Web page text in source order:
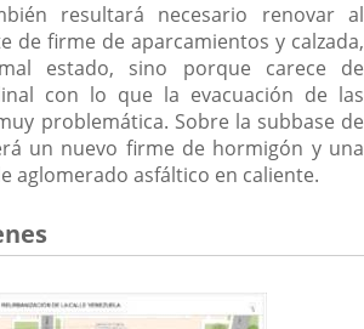
resultará necesario renovar al
de firme de aparcamientos y calzada,
estado, sino porque carece de
con lo que la evacuación de las
problemática. Sobre la subbase de
un nuevo firme de hormigón y una
aglomerado asfáltico en caliente.